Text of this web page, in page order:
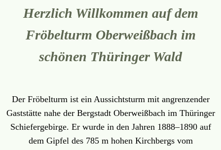
Herzlich Willkommen auf dem
Fröbelturm Oberweißbach im
schönen Thüringer Wald
Der Fröbelturm ist ein Aussichtsturm mit angrenzender
Gaststätte nahe der Bergstadt Oberweißbach im Thüringer
Schiefergebirge. Er wurde in den Jahren 1888–1890 auf
dem Gipfel des 785 m hohen Kirchbergs vom